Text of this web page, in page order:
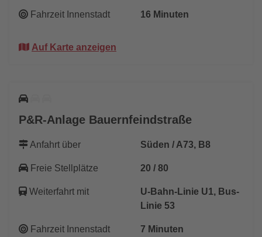
Fahrzeit Innenstadt 16 Minuten
Auf Karte anzeigen
P&R-Anlage Bauernfeindstraße
Anfahrt über Süden / A73, B8
Freie Stellplätze 20 / 80
Weiterfahrt mit
U-Bahn-Linie U1, Bus-
Linie 53
Fahrzeit Innenstadt 7 Minuten